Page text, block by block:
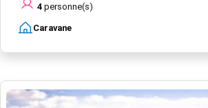
4 personne(s)
Caravane